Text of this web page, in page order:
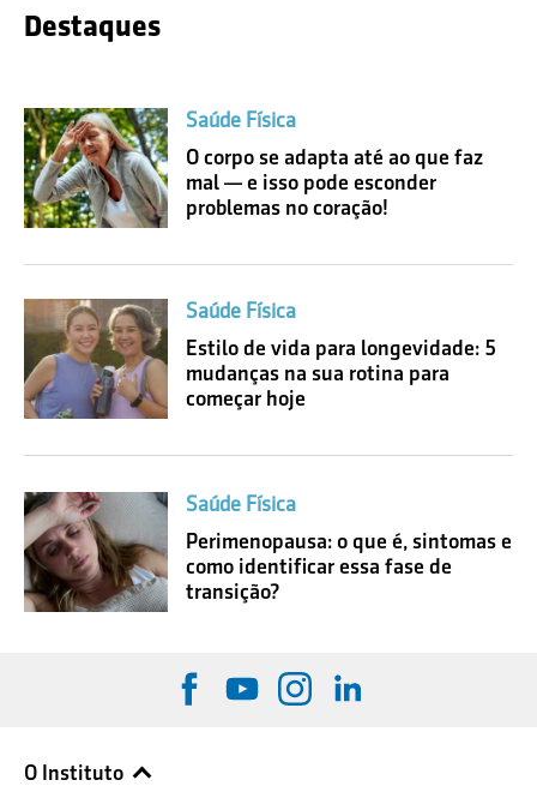
Destaques
Saúde Física
O corpo se adapta até ao que faz
mal — e isso pode esconder
problemas no coração!
Saúde Física
Estilo de vida para longevidade: 5
mudanças na sua rotina para
começar hoje
Saúde Física
Perimenopausa: o que é, sintomas e
como identificar essa fase de
transição?
O Instituto